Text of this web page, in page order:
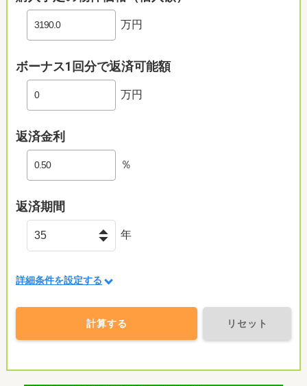
万円
ボーナス1回分で返済可能額
万円
返済金利
％
返済期間
年
詳細条件を設定する
計算する リセット